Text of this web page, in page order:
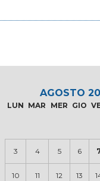
AGOSTO
LUN MAR MER GIO
3 4 5 6
10 11 12 13